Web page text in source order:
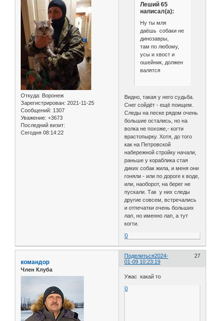
Откуда: Воронеж
Зарегистрирован: 2021-11-25
Сообщений: 1307
Уважение: +3673
Последний визит:
Сегодня 08:14:22
Леший 65
написал(а):
Ну ты мля
даёшь собаки не
динозавры,
там по любому,
усы и хвост и
ошейник, должен
валятся
Видно, такая у него судьба.
Снег сойдёт - ещё поищем.
Следы на песке рядом очень
большие остались, но на
волка не похоже,- когти
врастопырку. Хотя, до того
как на Петровской
набережной стройку начали,
раньше у кораблика стая
диких собак жила, и меня они
гоняли - или по дороге к воде,
или, наоборот, на берег не
пускали. Так у них следы
другие совсем, встречались
и отпечатки очень больших
лап, но именно лап, а тут
когти.
0
Поделиться 27
2024-
01-09 10:23:19
командор
Член Клуба
Ужас какай то
0